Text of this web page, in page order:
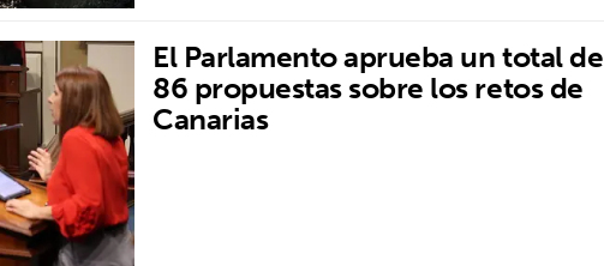
El Parlamento aprueba un total de
86 propuestas sobre los retos de
Canarias